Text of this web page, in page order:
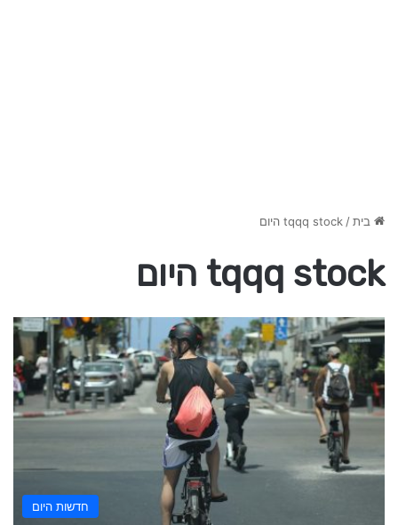
בית/tqqq stock היום
tqqq stock היום
חדשות היום